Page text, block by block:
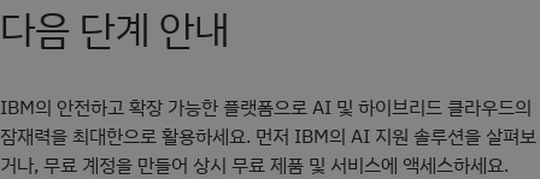
다음 단계 안내
IBM의 안전하고 확장 가능한 플랫폼으로 AI 및 하이브리드 클라우드의
잠재력을 최대한으로 활용하세요. 먼저 IBM의 AI 지원 솔루션을 살펴보
거나, 무료 계정을 만들어 상시 무료 제품 및 서비스에 액세스하세요.